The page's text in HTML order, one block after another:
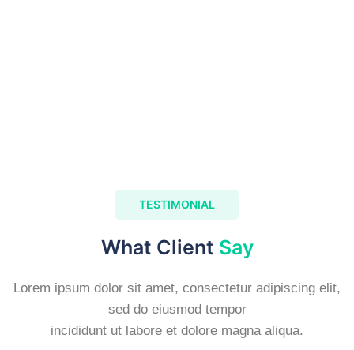
TESTIMONIAL
What Client Say
Lorem ipsum dolor sit amet, consectetur adipiscing elit,
sed do eiusmod tempor
incididunt ut labore et dolore magna aliqua.